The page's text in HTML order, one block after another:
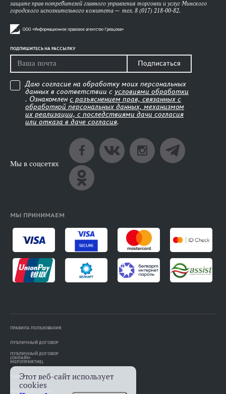
защите прав потребителей главного управления торговли и услуг Минского
городского исполнительного комитета — тел. 8 (017) 218-00-82.
ПОДПИШИТЕСЬ НА РАССЫЛКУ
Подписаться
Даю согласие на обработку моих персональных
данных в соответствии с условиями обработки
. Ознакомлен с разъяснением прав, связанных с
обработкой персональных данных, механизмом
их реализации, с последствиями дачи согласия
или отказа в даче согласия.
Мы в соцсетях
МЫ ПРИНИМАЕМ
ПРАВИЛА ПОЛЬЗОВАНИЯ
ПУБЛИЧНЫЙ ДОГОВОР
ПУБЛИЧНЫЙ ДОГОВОР
(ОНЛАЙН-
МЕРОПРИЯТИЕ)
ПАМЯТКА АВТОРАМ
Этот веб-сайт использует
cookies